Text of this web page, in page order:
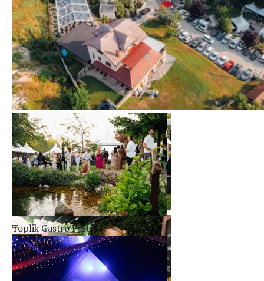
Toplik Gastro Fest